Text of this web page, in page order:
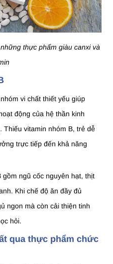
thực phẩm giàu canxi và
vi chất thiết yếu giúp
động của hệ thần kinh
vitamin nhóm B, trẻ dễ
trực tiếp đến khả năng
gồm ngũ cốc nguyên hạt, thịt
Khi chế độ ăn đầy đủ
ngon mà còn cải thiện tinh
hỏi.
qua thực phẩm chức